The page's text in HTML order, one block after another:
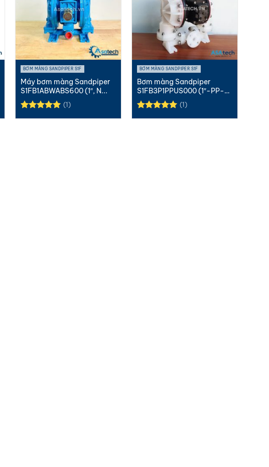
BƠM MÀNG SANDPIPER S1F
Máy bơm màng Sandpiper
S1FB1ABWABS600 (1″, N...
(1)
BƠM MÀNG SANDPIPER S1F
Bơm màng Sandpiper
S1FB3P1PPUS000 (1″-PP-
Sa...
(1)